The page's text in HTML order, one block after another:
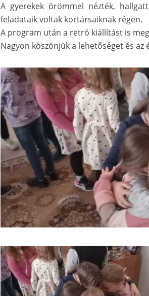
A gyerekek örömmel nézték,
feladataik voltak kortársaiknak régen.
A program után a retró kiállítást is
Nagyon köszönjük a lehetőséget és